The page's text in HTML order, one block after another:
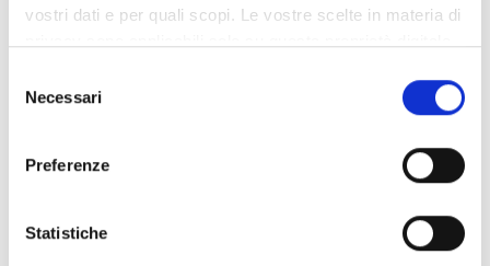
vostri dati e per quali scopi. Le vostre scelte in materia di
modificare o revocare il proprio consenso in qualsiasi
momento dalla Dichiarazione sui cookie o facendo clic
raccogliere informazioni sulla tua posizione
geografica, con un'approssimazione di qualche
delNecessari
Preferenze
Statistiche